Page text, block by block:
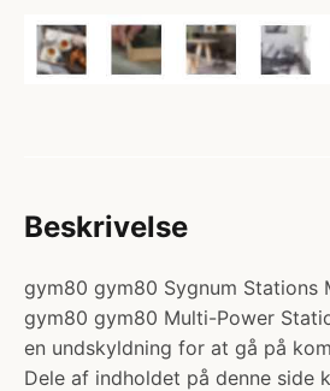
Beskrivelse
gym80 gym80 Sygnum Stations
gym80 gym80 Multi-Power
en undskyldning for at gå på
Dele af indholdet på denne